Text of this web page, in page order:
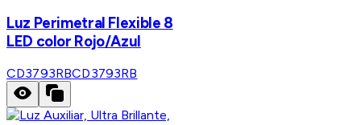
Luz Perimetral Flexible 8
LED color Rojo/Azul
CD3793RBCD3793RB